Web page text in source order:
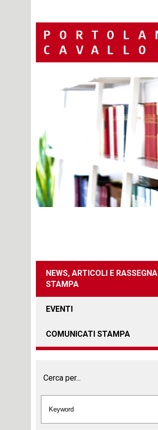
NEWS, ARTICOLI E RASSEGNA
STAMPA
EVENTI
COMUNICATI STAMPA
Cerca per...